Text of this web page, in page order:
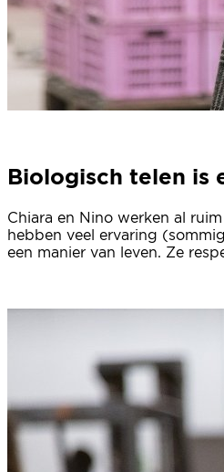
Biologisch telen is
Chiara en Nino werken al
hebben veel ervaring
een manier van leven. Ze